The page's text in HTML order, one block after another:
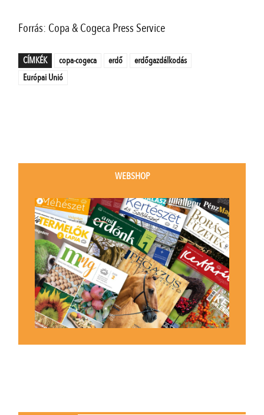
Forrás: Copa & Cogeca Press Service
CÍMKÉK copa-cogeca erdő
erdőgazdálkodás
Európai Unió
WEBSHOP